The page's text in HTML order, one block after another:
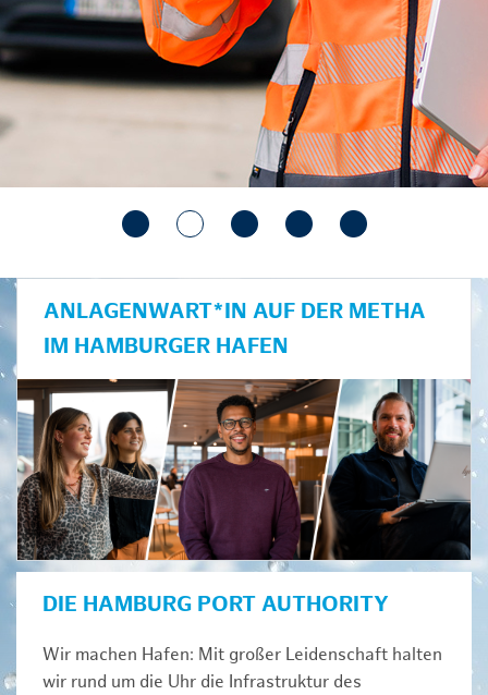
ANLAGENWART*IN AUF DER METHA
IM HAMBURGER HAFEN
DIE HAMBURG PORT AUTHORITY
Wir machen Hafen: Mit großer Leidenschaft halten
wir rund um die Uhr die Infrastruktur des